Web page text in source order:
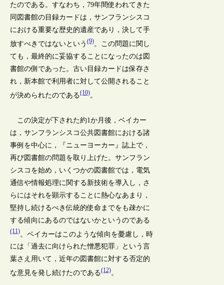
たのである。すなわち，79年間使われてきた
同図書館の目録カードは，サンフランシスコ
における重要な歴史的遺産であり，決して手
放すべきではないという(9)。この問題に関し
ても，最終的に妥協することになったのは図
書館の側であった。古い目録カードは保存さ
れ，新本館で利用者に対して公開されること
が決められたのである(10)。
この決定が下された約1か月後，ベイカー
は，サンフランシスコ公共図書館における諸
事例を中心に，『ニューヨーカー』誌上で，
再び図書館の問題を取り上げた。サンフラン
シスコを始め，いくつかの図書館では，電気
通信や情報処理に関する新技術を導入し，さ
らにはそれを顕示することに熱心なあまり，
堅持し続けるべき伝統的使命までをも疎かに
する傾向にあるのではないかというのである
(11)。ベイカーはこのような傾向を憂慮し，時
には「過去に向けられた憎悪犯罪」という言
葉さえ用いて，近年の図書館に対する否定的
な意見を発し続けたのである(12)。